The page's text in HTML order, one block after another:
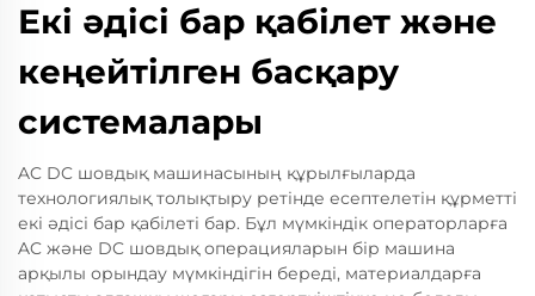
Екі әдісі бар қабілет және
кеңейтілген басқару
системалары
AC DC шовдық машинасының құрылғыларда
технологиялық толықтыру ретінде есептелетін құрметті
екі әдісі бар қабілеті бар. Бұл мүмкіндік операторларға
AC және DC шовдық операцияларын бір машина
арқылы орындау мүмкіндігін береді, материалдарға